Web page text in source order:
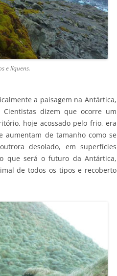
e líquens.
a paisagem na Antártica,
Cientistas dizem que ocorre um
hoje acossado pelo frio, era
aumentam de tamanho como se
desolado, em superfícies
que será o futuro da Antártica,
de todos os tipos e recoberto